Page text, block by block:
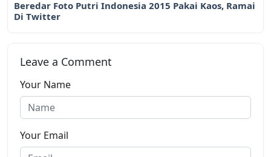
Beredar Foto Putri Indonesia 2015 Pakai Kaos, Ramai
Di Twitter
Leave a Comment
Your Name
Your Email